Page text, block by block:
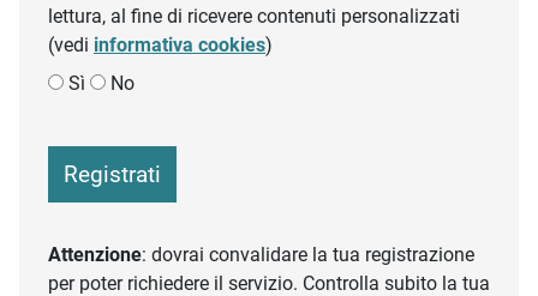
lettura, al fine di ricevere contenuti personalizzati
(vedi informativa cookies)
Sì
No
Registrati
Attenzione: dovrai convalidare la tua registrazione
per poter richiedere il servizio. Controlla subito la tua